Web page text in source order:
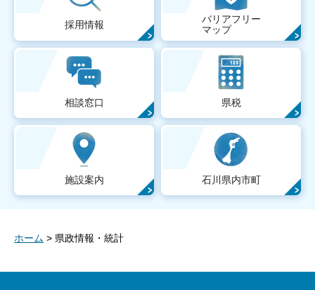
採用情報
バリアフリー
マップ
相談窓口 県税
施設案内 石川県内市町
ホーム > 県政情報・統計